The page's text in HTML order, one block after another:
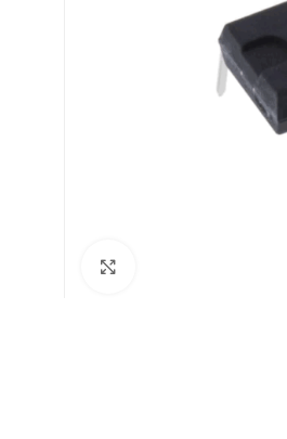
moussasoft